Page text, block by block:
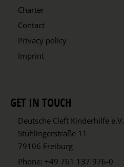
Charter
Contact
Privacy policy
Imprint
GET IN TOUCH
Deutsche Cleft Kinderhilfe e.V.
Stühlingerstraße 11
79106 Freiburg
Phone: +49 761 137 976-0